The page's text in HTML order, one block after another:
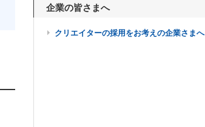
企業の皆さまへ
クリエイターの採用をお考えの企業さまへ